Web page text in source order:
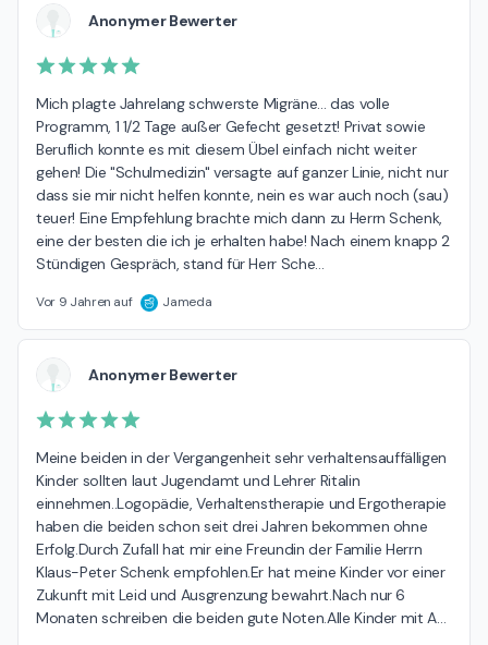
Anonymer Bewerter
Mich plagte Jahrelang schwerste Migräne... das volle
Programm, 1 1/2 Tage außer Gefecht gesetzt! Privat sowie
Beruflich konnte es mit diesem Übel einfach nicht weiter
gehen! Die "Schulmedizin" versagte auf ganzer Linie, nicht nur
dass sie mir nicht helfen konnte, nein es war auch noch (sau)
teuer! Eine Empfehlung brachte mich dann zu Herrn Schenk,
eine der besten die ich je erhalten habe! Nach einem knapp 2
Stündigen Gespräch, stand für Herr Sche…
Vor 9 Jahren auf Jameda
Anonymer Bewerter
Meine beiden in der Vergangenheit sehr verhaltensauffälligen
Kinder sollten laut Jugendamt und Lehrer Ritalin
einnehmen..Logopädie, Verhaltenstherapie und Ergotherapie
haben die beiden schon seit drei Jahren bekommen ohne
Erfolg.Durch Zufall hat mir eine Freundin der Familie Herrn
Klaus-Peter Schenk empfohlen.Er hat meine Kinder vor einer
Zukunft mit Leid und Ausgrenzung bewahrt.Nach nur 6
Monaten schreiben die beiden gute Noten.Alle Kinder mit A